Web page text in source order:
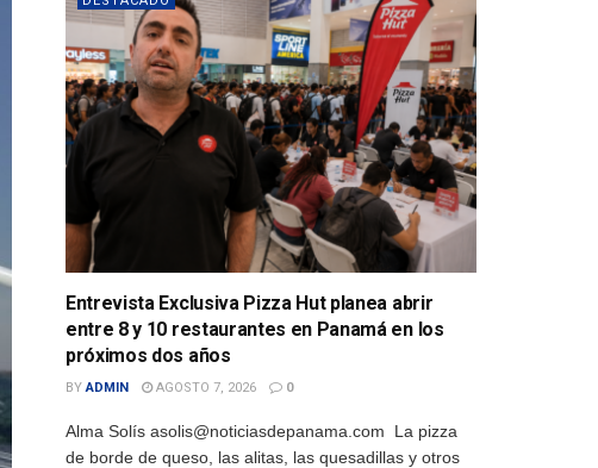
Entrevista Exclusiva Pizza Hut planea abrir
entre 8 y 10 restaurantes en Panamá en los
próximos dos años
BY ADMIN AGOSTO 7, 2026 0
Alma Solís asolis@noticiasdepanama.com La pizza
de borde de queso, las alitas, las quesadillas y otros